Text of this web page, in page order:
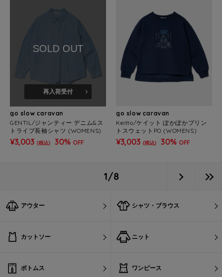
SOLD OUT
再入荷受付
go slow caravan
GENTIL/ジャンティー デニム&ス
トライプ長袖シャツ (WOMENS)
¥3,003 (税込) 30% OFF
go slow caravan
Keitto/ケイット ぽかぽかプリン
トスウェットPO (WOMENS)
¥3,003 (税込) 30% OFF
1/8
アウター シャツ・ブラウス
カットソー ニット
ボトムス ワンピース